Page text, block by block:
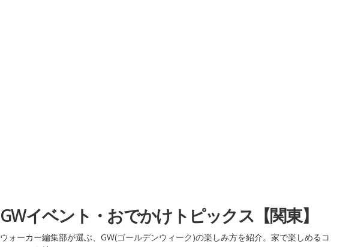
GWイベント・おでかけトピックス【関東】
ウォーカー編集部が選ぶ、GW(ゴールデンウィーク)の楽しみ方を紹介。家で楽しめるコ